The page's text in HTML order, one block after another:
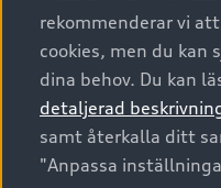
Audi Sport
Finansiering
Audi exclusive
Provkörning
Försäkring
Digitala manualer för
Audi Collection –
Vanliga frågor
Företagsleasing
Audi Återförsäljare/-
myAudi
Pressmeddelanden
© 2026 AUDI SVERIGE.
Utgivare Juridiskt
Juridiskt Audi Digital
rekommenderar vi
cookies, men du kan
dina behov. Du kan
detaljerad
samt återkalla ditt
"Anpassa